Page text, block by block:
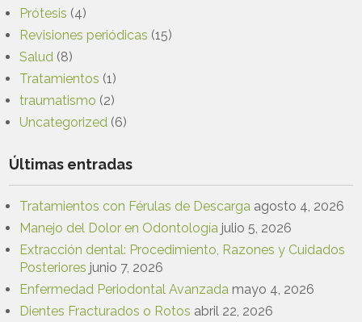
Prótesis (4)
Revisiones periódicas (15)
Salud (8)
Tratamientos (1)
traumatismo (2)
Uncategorized (6)
Últimas entradas
Tratamientos con Férulas de Descarga agosto 4, 2026
Manejo del Dolor en Odontología julio 5, 2026
Extracción dental: Procedimiento, Razones y Cuidados
Posteriores junio 7, 2026
Enfermedad Periodontal Avanzada mayo 4, 2026
Dientes Fracturados o Rotos abril 22, 2026